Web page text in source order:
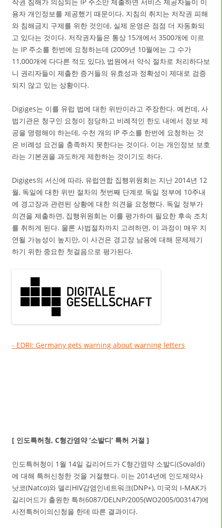
용자 개인정보를 제공했기 때문이다. 지침의 취지는 저작권 피해
와 침해금지 구제를 위한 것인데, 실제 운영은 점점 더 자동화되
고 있다는 것이다. 저작권자들은 통상 15개에서 3500개에 이르
는 IP 주소를 한번에 요청하는데 (2009년 10월에는 그 수가
11,000개에 다다른 적도 있다), 법원에서 약식 절차로 처리하다보
니 권리자들이 제출한 증거들의 유효성과 정확성이 제대로 검증
되지 않고 있는 상황이다.
Digiges는 이를 유럽 법에 대한 위반이라고 주장한다. 예컨데, 사
법기관은 청구인 요청이 정당하고 비례적인 한도 내에서 정보 제
공을 명령해야 하는데, 수천 개의 IP 주소를 한번에 요청하는 것
은 비례성 요건을 충족하지 못한다는 것이다. 이는 개인정보 보호
라는 기본권을 과도하게 제한하는 것이기도 하다.
Digiges의 서신에 따라, 유럽연합 집행위원회는 지난 2014년 12
월, 독일에 대한 위반 절차의 첫번째 단계로 독일 정부에 10주내
에 경고장과 관련된 상황에 대한 의견을 요청했다. 독일 정부가
의견을 제출하면, 집행위원회는 이를 평가하여 필요한 후속 조치
를 취하게 된다. 물론 사법절차까지 고려하면, 이 과정이 매우 지
연될 가능성이 높지만, 이 사건은 경고장 남용에 대해 문제제기
하기 위한 중요한 첫걸음으로 평가된다.
- EDRI: Germany gets warning about warning letters
[ 인도특허청, C형간염약 ‘소발디’ 특허 거절 ]
인도특허청이 1월 14일 길리어드가 C형간염약 소발디(Sovaldi)
에 대해 특허신청한 것을 거절했다. 이는 2014년에 인도제약사
낫코(Natco)와 델리HIV감염인네트워크(DNP+), 미국의 I-MAK가
길리어드가 출원한 특허6087/DELNP/2005(WO2005/003147)에
사전특허이의신청을 한데 따른 결과이다.